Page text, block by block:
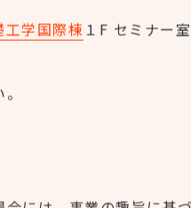
学国際棟１F セミナー室